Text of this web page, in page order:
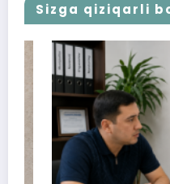
Sizga qiziqarli